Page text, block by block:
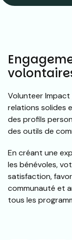
Volunteer Impact
relations solides
des profils
des outils de
En créant une
les bénévoles,
satisfaction,
communauté et
tous les